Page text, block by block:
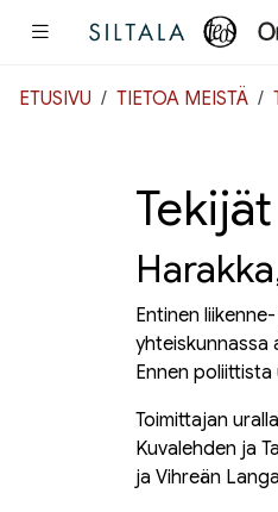
ETUSIVU TIETOA MEISTÄ
Tekijät
Entinen
yhteiskunnassa
Ennen
Toimittajan
Kuvalehden ja
ja Vihreän